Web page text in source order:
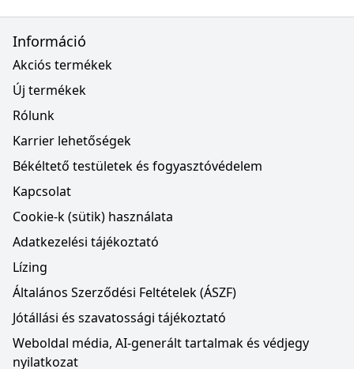
Információ
Akciós termékek
Új termékek
Rólunk
Karrier lehetőségek
Békéltető testületek és fogyasztóvédelem
Kapcsolat
Cookie-k (sütik) használata
Adatkezelési tájékoztató
Lízing
Általános Szerződési Feltételek (ÁSZF)
Jótállási és szavatossági tájékoztató
Weboldal média, AI-generált tartalmak és védjegy
nyilatkozat